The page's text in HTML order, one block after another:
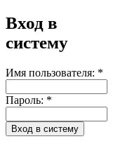
Вход в
систему
Имя пользователя: *
Пароль: *